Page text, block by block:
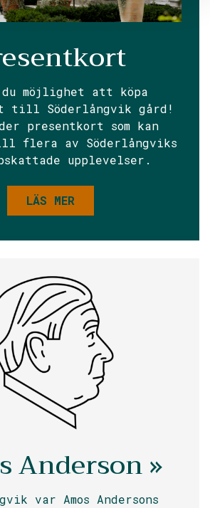
du möjlighet att köpa
till Söderlångvik gård!
presentkort som kan
flera av Söderlångviks
upplevelser.
LÄS MER
Anderson »
var Amos Andersons